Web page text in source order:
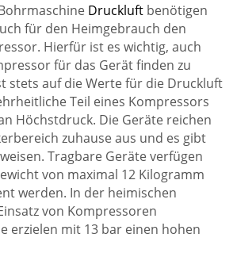
Druckluft benötigen
für den Heimgebrauch den
Hierfür ist es wichtig, auch
für das Gerät finden zu
stets auf die Werte für die Druckluft
Teil eines Kompressors
Höchstdruck. Die Geräte reichen
zuhause aus und es gibt
Tragbare Geräte verfügen
von maximal 12 Kilogramm
werden. In der heimischen
von Kompressoren
erzielen mit 13 bar einen hohen